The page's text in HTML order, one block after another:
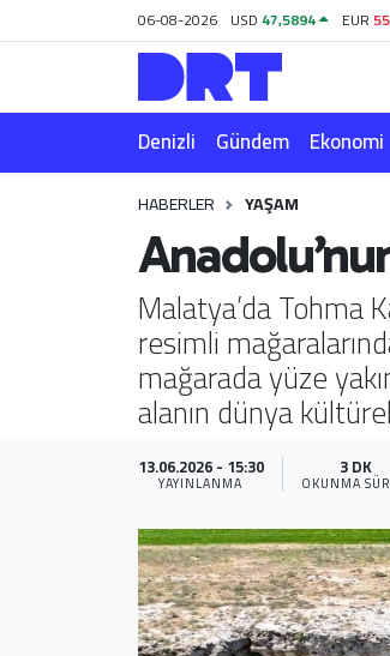
06-08-2026 USD 47,5894 EUR
Denizli Gündem Ekonomi
HABERLER YAŞAM
Malatya’da Tohma
resimli
mağarada yüze
alanın dünya
13.06.2026 - 15:30
YAYINLANMA
3 DK
OKUNMA
Gündem
Ekonomi
Magazin
Teknoloji
Yazarlar
Hava Durumu
Trafik Durumu
Puan Durumu ve Fikstür
Tüm Manşetler
Son Dakika Haberleri
Haber Arşivi